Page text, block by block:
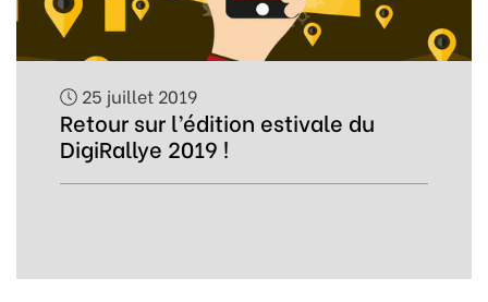
25 juillet 2019
Retour sur l’édition estivale du
DigiRallye 2019 !